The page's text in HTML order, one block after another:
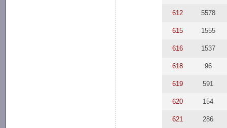
612 5578
615 1555
616 1537
618 96
619 591
620 154
621 286